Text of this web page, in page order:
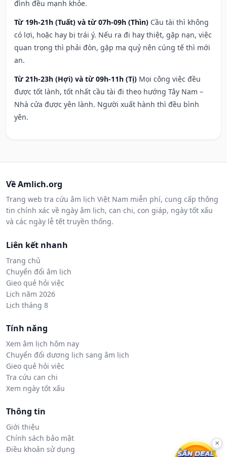
đình đều mạnh khỏe.
Từ 19h-21h (Tuất) và từ 07h-09h (Thìn) Cầu tài thì không
có lợi, hoặc hay bị trái ý. Nếu ra đi hay thiệt, gặp nạn, việc
quan trọng thì phải đòn, gặp ma quỷ nên cúng tế thì mới
an.
Từ 21h-23h (Hợi) và từ 09h-11h (Tị) Mọi công việc đều
được tốt lành, tốt nhất cầu tài đi theo hướng Tây Nam –
Nhà cửa được yên lành. Người xuất hành thì đều bình
yên.
Về Amlich.org
Trang web tra cứu âm lịch Việt Nam miễn phí, cung cấp thông
tin chính xác về ngày âm lịch, can chi, con giáp, ngày tốt xấu
và các ngày lễ tết truyền thống.
Liên kết nhanh
Trang chủ
Chuyển đổi âm lịch
Gieo quẻ hỏi việc
Lịch năm 2026
Lịch tháng 8
Tính năng
Xem âm lịch hôm nay
Chuyển đổi dương lịch sang âm lịch
Gieo quẻ hỏi việc
Tra cứu can chi
Xem ngày tốt xấu
Thông tin
Giới thiệu
Chính sách bảo mật
Điều khoản sử dụng
×